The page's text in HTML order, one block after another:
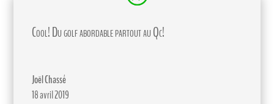
Cool! Du golf abordable partout au Qc!
Joël Chassé
18 avril 2019